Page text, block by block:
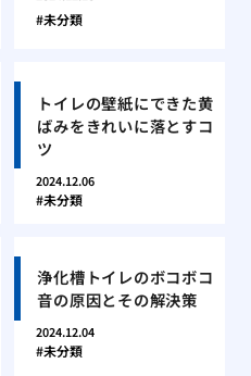
未分類
トイレの壁紙にできた黄
ばみをきれいに落とすコ
ツ
2024.12.06
未分類
浄化槽トイレのボコボコ
音の原因とその解決策
2024.12.04
未分類